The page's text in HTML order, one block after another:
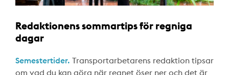
Redaktionens sommartips för regniga
dagar
Semestertider. Transportarbetarens redaktion tipsar
om vad du kan göra när regnet öser ner och det är